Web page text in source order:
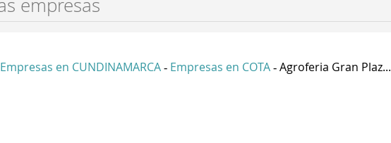
Empresas en CUNDINAMARCA - Empresas en COTA - Agroferia Gran Plaz...